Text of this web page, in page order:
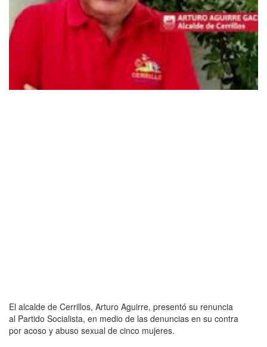
El alcalde de Cerrillos, Arturo Aguirre, presentó su renuncia
al Partido Socialista, en medio de las denuncias en su contra
por acoso y abuso sexual de cinco mujeres.